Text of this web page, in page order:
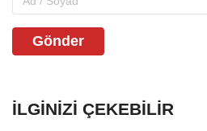
Gönder
İLGINIZI ÇEKEBILIR